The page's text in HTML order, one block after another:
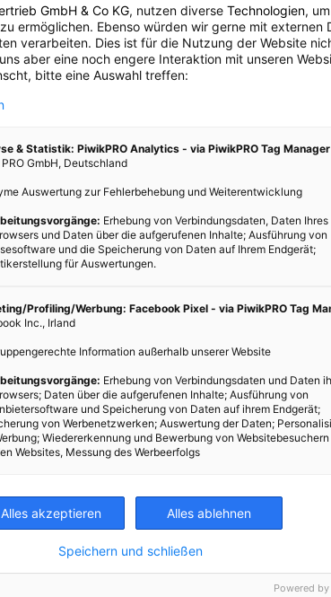
zum Thema Energieeffizienz zu beachten
posten – unsere Experten stehen gerne Rede und
INTERNORM SANIERUNG
GmbH & Co KG, nutzen diverse Technologien,
ermöglichen. Ebenso würden wir gerne mit externen
verarbeiten. Dies ist für die Nutzung der Website
aber eine noch engere Interaktion mit unseren
bitte eine Auswahl treffen:
& Statistik: PiwikPRO Analytics - via PiwikPRO Tag Manager
GmbH, Deutschland
Auswertung zur Fehlerbehebung und Weiterentwicklung
Erhebung von Verbindungsdaten, Daten Ihres
und Daten über die aufgerufenen Inhalte; Ausführung von
und die Speicherung von Daten auf Ihrem Endgerät;
für Auswertungen.
Profiling/Werbung: Facebook Pixel - via PiwikPRO Tag
Inc., Irland
Information außerhalb unserer Website
Erhebung von Verbindungsdaten und Daten
Daten über die aufgerufenen Inhalte; Ausführung von
und Speicherung von Daten auf ihrem Endgerät;
von Werbenetzwerken; Auswertung der Daten;
Wiedererkennung und Bewerbung von
Websites, Messung des Werbeerfolgs
Alles akzeptieren Alles ablehnen
Speichern und schließen
Powered by